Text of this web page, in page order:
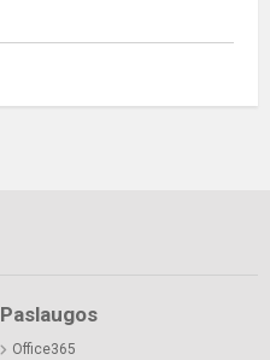
Paslaugos
Office365